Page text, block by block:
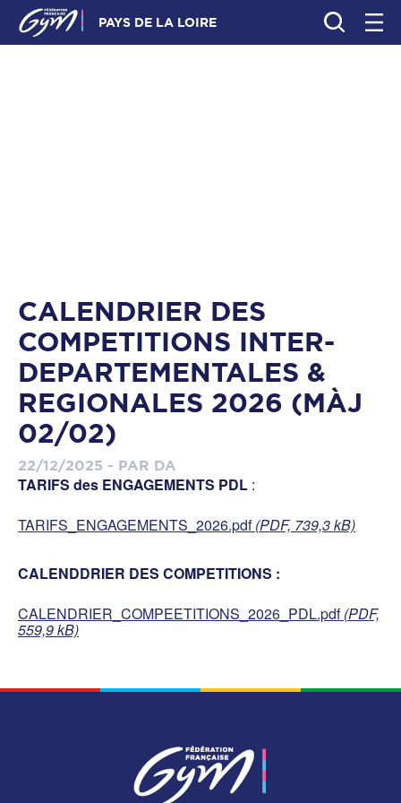
PAYS DE LA LOIRE
CALENDRIER DES
COMPETITIONS INTER-
DEPARTEMENTALES &
REGIONALES 2026 (MÀJ
02/02)
22/12/2025 - PAR DA
TARIFS des ENGAGEMENTS PDL :
TARIFS_ENGAGEMENTS_2026.pdf(PDF, 739,3 kB)
CALENDDRIER DES COMPETITIONS :
CALENDRIER_COMPEETITIONS_2026_PDL.pdf(PDF,
559,9 kB)